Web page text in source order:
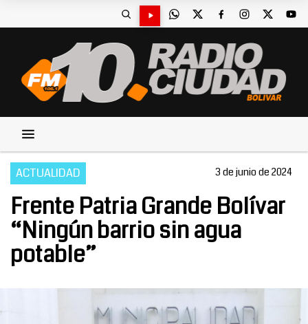
ACTUALIDAD 3 de junio de 2024
Frente Patria Grande Bolívar
“Ningún barrio sin agua
potable”